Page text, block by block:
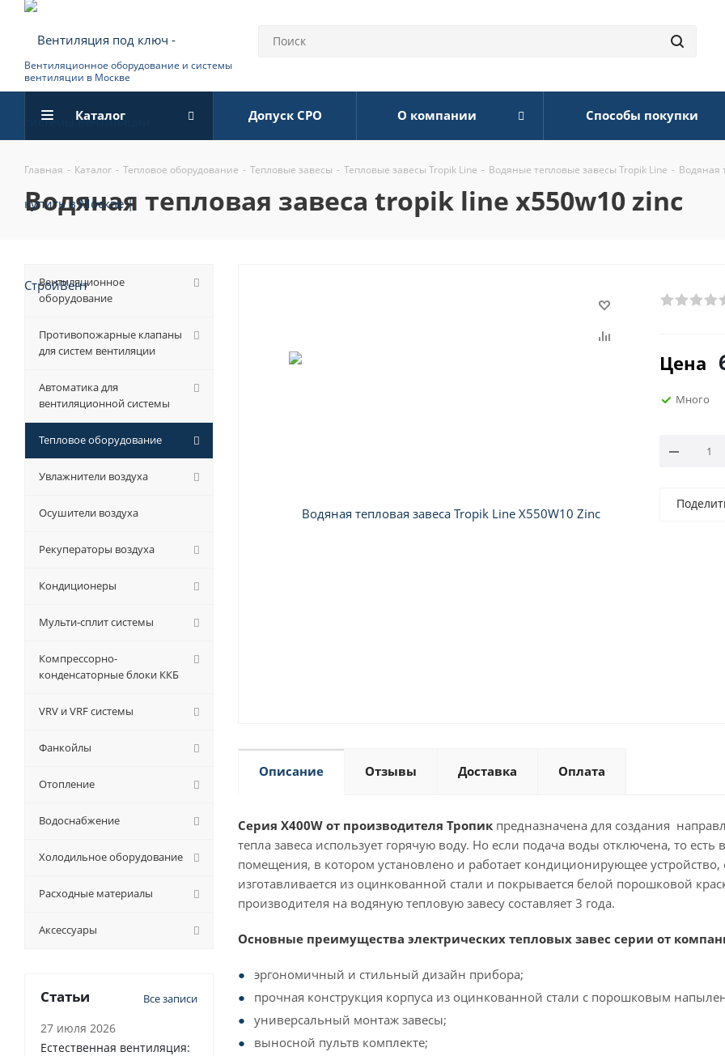
Вентиляционное оборудование и системы
вентиляции в Москве
Каталог Допуск СРО О компании Способы покупки
Главная - Каталог - Тепловое оборудование - Тепловые завесы - Тепловые завесы Tropik Line - Водяные тепловые завесы Tropik Line - Водяная
водяная тепловая завеса tropik line x550w10 zinc
Цена
Много
Описание Отзывы Доставка Оплата
Серия X400W от производителя Тропик предназначена для создания
тепла завеса использует горячую воду. Но если подача воды отключена, то
помещения, в котором установлено и работает кондиционирующее устройство,
изготавливается из оцинкованной стали и покрывается белой порошковой
производителя на водяную тепловую завесу составляет 3 года.
Основные преимущества электрических тепловых завес серии от
эргономичный и стильный дизайн прибора;
прочная конструкция корпуса из оцинкованной стали с порошковым
универсальный монтаж завесы;
выносной пультв комплекте;
Вентиляционное
оборудование
Противопожарные клапаны
для систем вентиляции
Автоматика для
вентиляционной системы
Тепловое оборудование
Увлажнители воздуха
Осушители воздуха
Рекуператоры воздуха
Кондиционеры
Мульти-сплит системы
Компрессорно-
конденсаторные блоки ККБ
VRV и VRF системы
Фанкойлы
Отопление
Водоснабжение
Холодильное оборудование
Расходные материалы
Аксессуары
Статьи Все записи
27 июля 2026
Естественная вентиляция: